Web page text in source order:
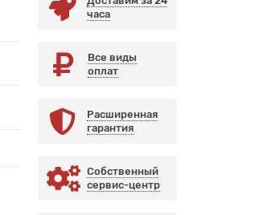
часа
Все виды
оплат
Расширенная
гарантия
Собственный
сервис-центр